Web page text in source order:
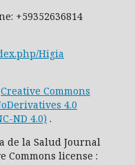
+59352636814
Higia
Creative Commons
4.0
ND 4.0) .
de la Salud Journal
Commons license :